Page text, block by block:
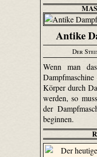
Antike
Der
Wenn man
Körper durch
werden, so
der
beginnen.